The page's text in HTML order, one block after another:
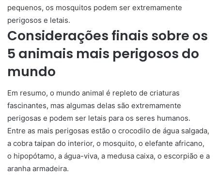
pequenos, os mosquitos podem ser extremamente
perigosos e letais.
Considerações finais sobre os
5 animais mais perigosos do
mundo
Em resumo, o mundo animal é repleto de criaturas
fascinantes, mas algumas delas são extremamente
perigosas e podem ser letais para os seres humanos.
Entre as mais perigosas estão o crocodilo de água salgada,
a cobra taipan do interior, o mosquito, o elefante africano,
o hipopótamo, a água-viva, a medusa caixa, o escorpião e a
aranha armadeira.